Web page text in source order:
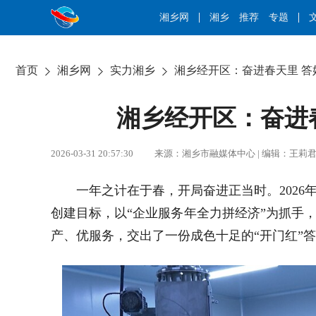
湘乡网 湘乡 推荐 专题
首页 湘乡网 实力湘乡 湘乡经开区：奋进春天里 答
湘乡经开区：奋进
2026-03-31 20:57:30 来源：湘乡市融媒体中心 | 编辑：王
一年之计在于春，开局奋进正当时。 2026
创建目标，以“企业服务年全力拼经济”为抓手
产、优服务，交出了一份成色十足的“开门红”